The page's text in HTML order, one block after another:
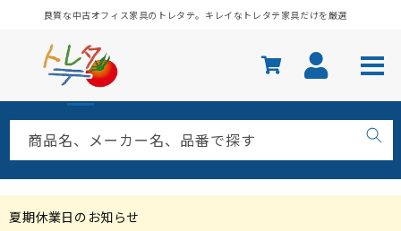
ンツに
良質な中古オフィス家具のトレタテ。キレイなトレタテ家具だけを厳選
商品名、メーカー名、品番で探す
夏期休業日のお知らせ